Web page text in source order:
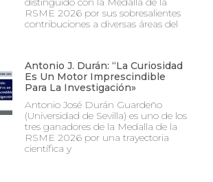
RSME 2026 por sus sobresalientes
contribuciones a diversas áreas del
Antonio J. Durán: “La Curiosidad
Es Un Motor Imprescindible
Para La Investigación»
Antonio José Durán Guardeño
(Universidad de Sevilla) es uno de los
tres ganadores de la Medalla de la
RSME 2026 por una trayectoria
científica y